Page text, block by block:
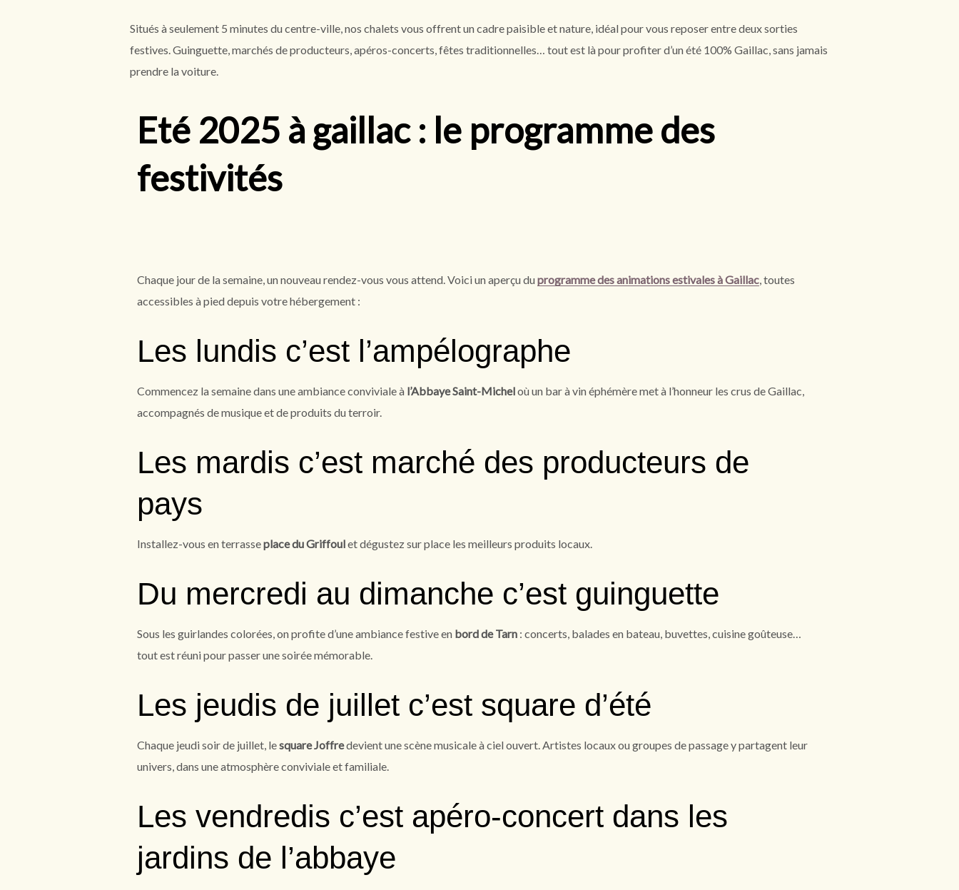
Situés à seulement 5 minutes du centre-ville, nos chalets vous offrent un cadre paisible et nature, idéal pour vous reposer entre deux sorties
festives. Guinguette, marchés de producteurs, apéros-concerts, fêtes traditionnelles… tout est là pour profiter d’un été 100% Gaillac, sans jamais
prendre la voiture.
Eté 2025 à gaillac : le programme des
festivités
Chaque jour de la semaine, un nouveau rendez-vous vous attend. Voici un aperçu duprogramme des animations estivales à Gaillac, toutes
accessibles à pied depuis votre hébergement :
Les lundis c’est l’ampélographe
Commencez la semaine dans une ambiance conviviale à l’Abbaye Saint-Micheloù un bar à vin éphémère met à l’honneur les crus de Gaillac,
accompagnés de musique et de produits du terroir.
Les mardis c’est marché des producteurs de
pays
Installez-vous en terrasseplace du Griffoulet dégustez sur place les meilleurs produits locaux.
Du mercredi au dimanche c’est guinguette
Sous les guirlandes colorées, on profite d’une ambiance festive en bord de Tarn : concerts, balades en bateau, buvettes, cuisine goûteuse…
tout est réuni pour passer une soirée mémorable.
Les jeudis de juillet c’est square d’été
Chaque jeudi soir de juillet, lesquare Joffredevient une scène musicale à ciel ouvert. Artistes locaux ou groupes de passage y partagent leur
univers, dans une atmosphère conviviale et familiale.
Les vendredis c’est apéro-concert dans les
jardins de l’abbaye